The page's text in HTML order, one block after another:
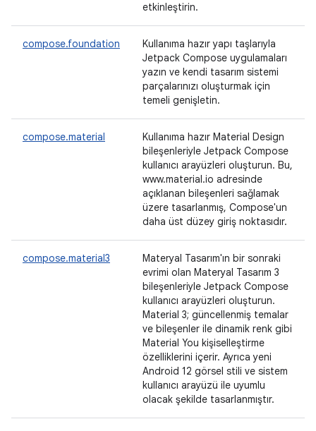
etkinleştirin.
compose.foundation
Kullanıma hazır yapı taşlarıyla
Jetpack Compose uygulamaları
yazın ve kendi tasarım sistemi
parçalarınızı oluşturmak için
temeli genişletin.
compose.material
Kullanıma hazır Material Design
bileşenleriyle Jetpack Compose
kullanıcı arayüzleri oluşturun. Bu,
www.material.io adresinde
açıklanan bileşenleri sağlamak
üzere tasarlanmış, Compose'un
daha üst düzey giriş noktasıdır.
compose.material3
Materyal Tasarım'ın bir sonraki
evrimi olan Materyal Tasarım 3
bileşenleriyle Jetpack Compose
kullanıcı arayüzleri oluşturun.
Material 3; güncellenmiş temalar
ve bileşenler ile dinamik renk gibi
Material You kişiselleştirme
özelliklerini içerir. Ayrıca yeni
Android 12 görsel stili ve sistem
kullanıcı arayüzü ile uyumlu
olacak şekilde tasarlanmıştır.